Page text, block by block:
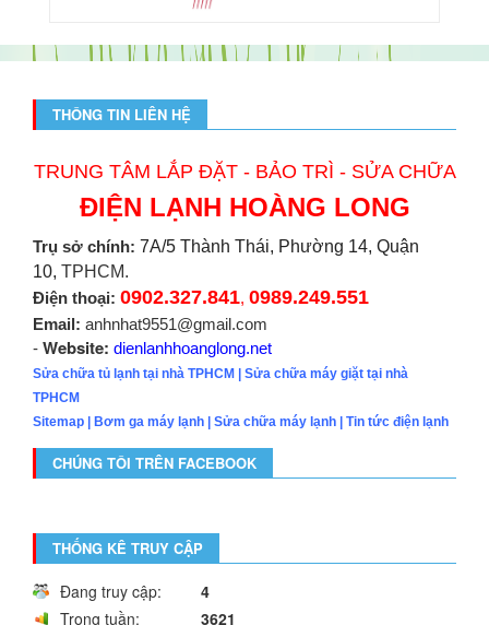
THÔNG TIN LIÊN HỆ
TRUNG TÂM LẮP ĐẶT - BẢO TRÌ - SỬA CHỮA
ĐIỆN LẠNH HOÀNG LONG
Trụ sở chính: 7A/5 Thành Thái, Phường 14, Quận
10, TPHCM.
Điện thoại: 0902.327.841, 0989.249.551
Email: anhnhat9551@gmail.com
- Website: dienlanhhoanglong.net
Sửa chữa tủ lạnh tại nhà TPHCM | Sửa chữa máy giặt tại nhà
TPHCM
Sitemap | Bơm ga máy lạnh | Sửa chữa máy lạnh | Tin tức điện lạnh
CHÚNG TÔI TRÊN FACEBOOK
THỐNG KÊ TRUY CẬP
Đang truy cập:
4
Trong tuần:
3621